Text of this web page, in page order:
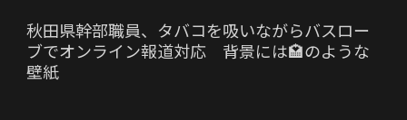
秋田県幹部職員、タバコを吸いながらバスロー
ブでオンライン報道対応 背景には🏩のような
壁紙